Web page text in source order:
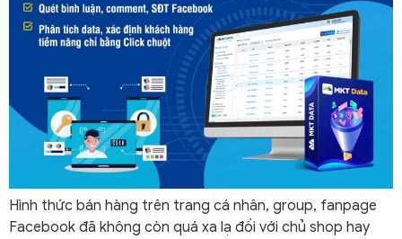
Hình thức bán hàng trên trang cá nhân, group, fanpage
Facebook đã không còn quá xa lạ đối với chủ shop hay